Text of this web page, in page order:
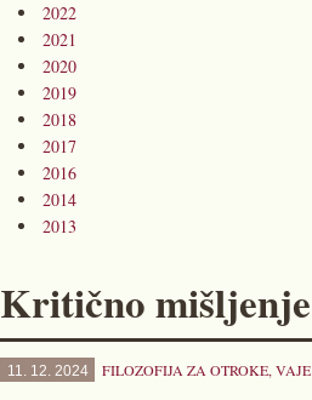
2022
2021
2020
2019
2018
2017
2016
2014
2013
Kritično mišljenje
11. 12. 2024 FILOZOFIJA ZA OTROKE, VAJE